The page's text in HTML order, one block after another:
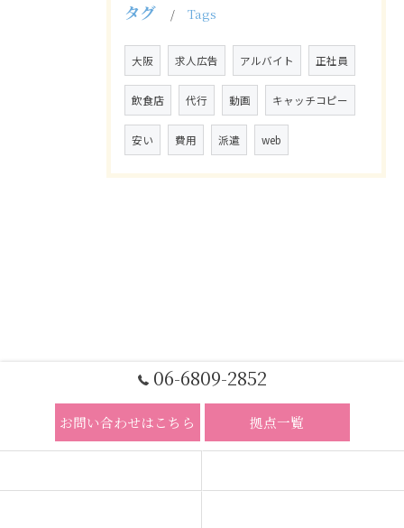
タグ Tags
大阪 求人広告 アルバイト 正社員
飲食店 代行 動画 キャッチコピー
安い 費用 派遣 web
06-6809-2852
お問い合わせはこちら 拠点一覧